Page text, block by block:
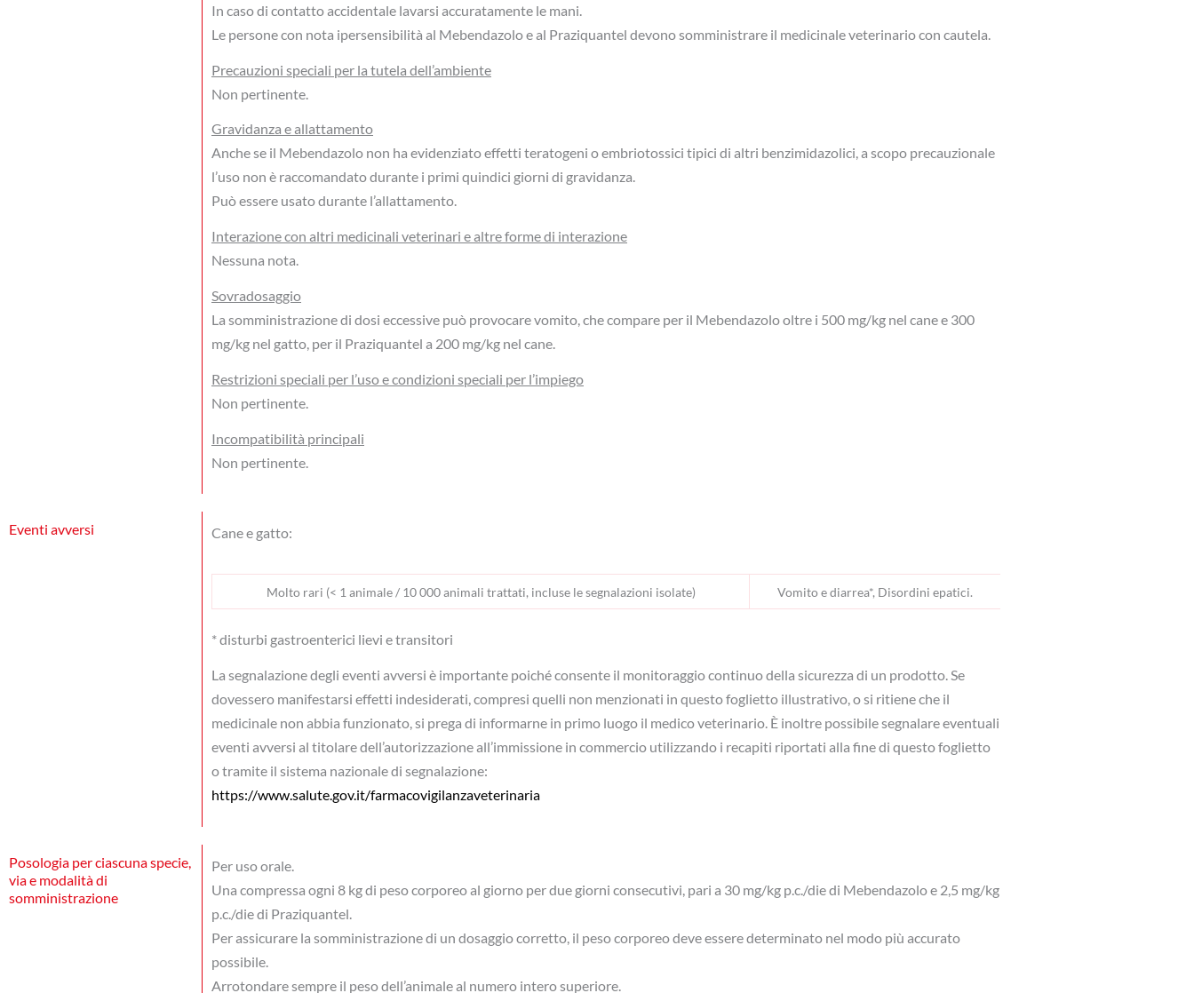
In caso di contatto accidentale lavarsi accuratamente le mani.
Le persone con nota ipersensibilità al Mebendazolo e al Praziquantel devono somministrare il medicinale veterinario con cautela.
Precauzioni speciali per la tutela dell’ambiente
Non pertinente.
Gravidanza e allattamento
Anche se il Mebendazolo non ha evidenziato effetti teratogeni o embriotossici tipici di altri benzimidazolici, a scopo precauzionale
l’uso non è raccomandato durante i primi quindici giorni di gravidanza.
Può essere usato durante l’allattamento.
Interazione con altri medicinali veterinari e altre forme di interazione
Nessuna nota.
Sovradosaggio
La somministrazione di dosi eccessive può provocare vomito, che compare per il Mebendazolo oltre i 500 mg/kg nel cane e 300
mg/kg nel gatto, per il Praziquantel a 200 mg/kg nel cane.
Restrizioni speciali per l’uso e condizioni speciali per l’impiego
Non pertinente.
Incompatibilità principali
Non pertinente.
Eventi avversi Cane e gatto:
Molto rari (< 1 animale / 10 000 animali trattati, incluse le segnalazioni isolate) Vomito e diarrea*, Disordini epatici.
* disturbi gastroenterici lievi e transitori
La segnalazione degli eventi avversi è importante poiché consente il monitoraggio continuo della sicurezza di un prodotto. Se
dovessero manifestarsi effetti indesiderati, compresi quelli non menzionati in questo foglietto illustrativo, o si ritiene che il
medicinale non abbia funzionato, si prega di informarne in primo luogo il medico veterinario. È inoltre possibile segnalare eventuali
eventi avversi al titolare dell’autorizzazione all’immissione in commercio utilizzando i recapiti riportati alla fine di questo foglietto
o tramite il sistema nazionale di segnalazione:
https://www.salute.gov.it/farmacovigilanzaveterinaria
Posologia per ciascuna specie,
via e modalità di
somministrazione
Per uso orale.
Una compressa ogni 8 kg di peso corporeo al giorno per due giorni consecutivi, pari a 30 mg/kg p.c./die di Mebendazolo e 2,5 mg/kg
p.c./die di Praziquantel.
Per assicurare la somministrazione di un dosaggio corretto, il peso corporeo deve essere determinato nel modo più accurato
possibile.
Arrotondare sempre il peso dell’animale al numero intero superiore.